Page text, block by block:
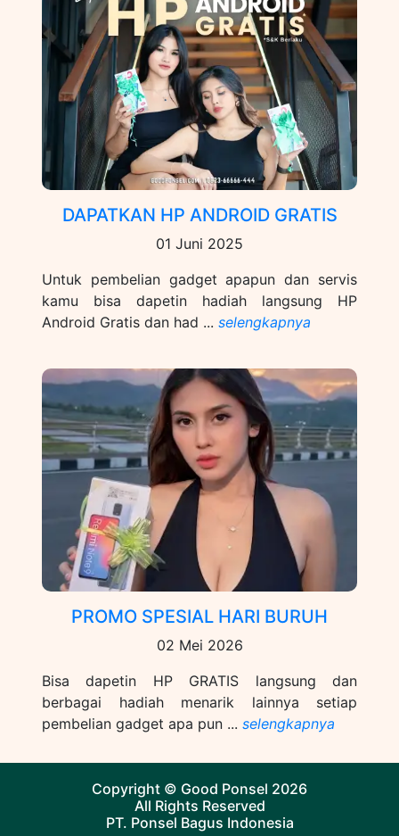
DAPATKAN HP ANDROID GRATIS
01 Juni 2025
Untuk pembelian gadget apapun dan servis
kamu bisa dapetin hadiah langsung HP
Android Gratis dan had ... selengkapnya
PROMO SPESIAL HARI BURUH
02 Mei 2026
Bisa dapetin HP GRATIS langsung dan
berbagai hadiah menarik lainnya setiap
pembelian gadget apa pun ... selengkapnya
Copyright © Good Ponsel 2026
All Rights Reserved
PT. Ponsel Bagus Indonesia